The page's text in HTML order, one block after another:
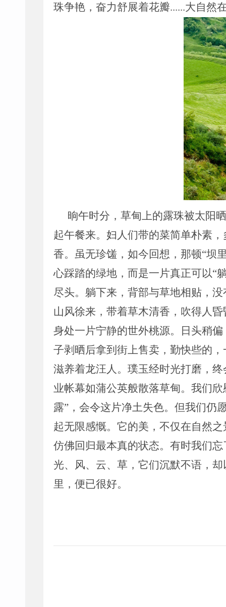
珠争艳，奋力舒展着花瓣......大自然
晌午时分，草甸上的露珠被太阳
起午餐来。妇人们带的菜简单朴素
香。虽无珍馐，如今回想，那顿“坝
心踩踏的绿地，而是一片真正可以“
尽头。躺下来，背部与草地相贴，
山风徐来，带着草木清香，吹得人
身处一片宁静的世外桃源。日头稍
子剥晒后拿到街上售卖，勤快些的
滋养着龙汪人。璞玉经时光打磨，
业帐幕如蒲公英般散落草甸。我们
露” ，会令这片净土失色。但我们仍
起无限感慨。它的美，不仅在自然
仿佛回归最本真的状态。有时我们
光、风、云、草，它们沉默不语，
里，便已很好。